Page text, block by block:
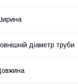
діаметр труби